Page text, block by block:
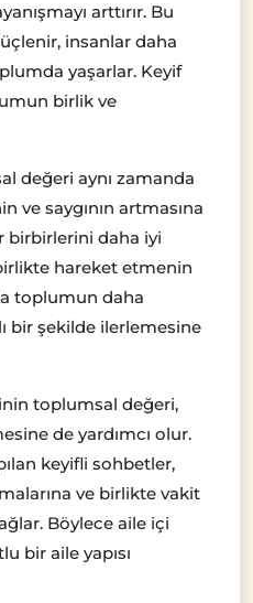
arttırır. Bu
insanlar daha
yaşarlar. Keyif
birlik ve
değeri aynı zamanda
ve saygının artmasına
birbirlerini daha iyi
hareket etmenin
toplumun daha
bir şekilde ilerlemesine
toplumsal değeri,
de yardımcı olur.
keyifli sohbetler,
ve birlikte vakit
Böylece aile içi
bir aile yapısı